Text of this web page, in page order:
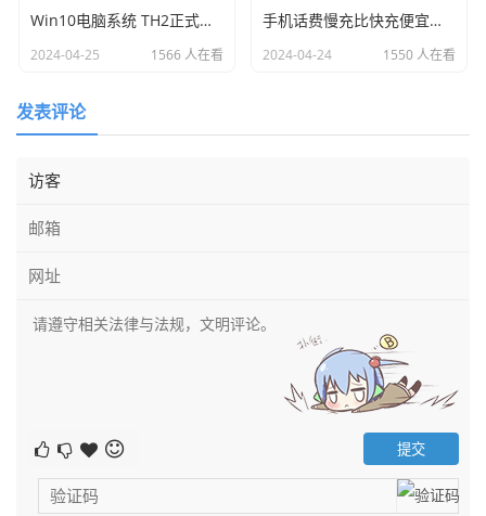
Win10电脑系统 TH2正式版10586装机32/64位专业版
2024-04-25 1566 人在看
手机话费慢充比快充便宜的原理_话费充值
2024-04-24 1550 人在看
发表评论